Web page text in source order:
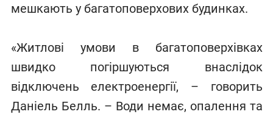
мешкають у багатоповерхових будинках.
«Житлові умови в багатоповерхівках
швидко погіршуються внаслідок
відключень електроенергії, – говорить
Даніель Белль. – Води немає, опалення та